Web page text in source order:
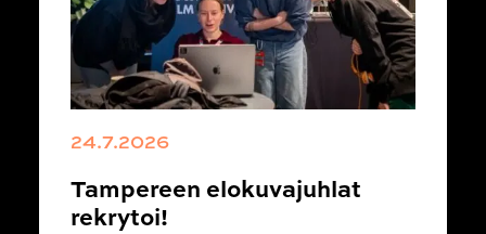
24.7.2026
Tampereen elokuvajuhlat
rekrytoi!